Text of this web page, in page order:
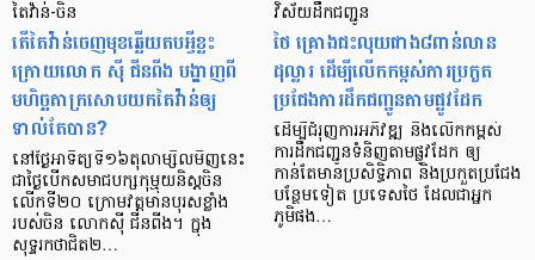
តៃវ៉ាន់-ចិន
តើតៃវ៉ាន់ចេញមុខឆ្លើយតបអ្វីខ្លះ
ក្រោយលោក ស៊ី ជីនពីង បង្ហាញពី
មហិច្ឆតាក្រសោបយកតៃវ៉ាន់ឲ្យ
ទាល់តែបាន?
នៅថ្ងៃអាទិត្យទី១៦តុលាម្សិលមិញនេះ
ជាថ្ងៃបើកសមាជបក្សកុម្មុយនិស្ដចិន
លើកទី២០ ក្រោមវត្តមានបុរសខ្លាំង
របស់ចិន លោកស៊ី ជីនពីង។ ក្នុង
សុទ្ទរកថាជិត២…
វិស័យដឹកជញ្ជូន
ថៃ គ្រោងជះលុយជាង៨ពាន់លាន
ដុល្លារ ដើម្បីលើកកម្ពស់ការប្រកួត
ប្រជែងការដឹកជញ្ជូនតាមផ្លូវដែក
ដើម្បីជំរុញការអភិវឌ្ឍ និងលើកកម្ពស់
ការដឹកជញ្ជូនទំនិញតាមផ្លូវដែក ឲ្យ
កាន់តែមានប្រសិទ្ធិភាព និងប្រកួតប្រជែង
បន្ថែមទៀត ប្រទេសថៃ ដែលជាអ្នក
ភូមិផង…